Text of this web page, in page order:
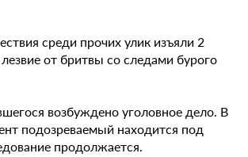
среди прочих улик изъяли 2
от бритвы со следами бурого
возбуждено уголовное дело. В
подозреваемый находится под
продолжается.